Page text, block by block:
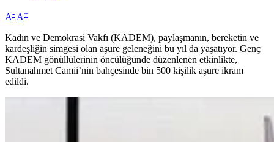
A- A+
Kadın ve Demokrasi Vakfı (KADEM), paylaşmanın, bereketin ve
kardeşliğin simgesi olan aşure geleneğini bu yıl da yaşatıyor. Genç
KADEM gönüllülerinin öncülüğünde düzenlenen etkinlikte,
Sultanahmet Camii’nin bahçesinde bin 500 kişilik aşure ikram
edildi.